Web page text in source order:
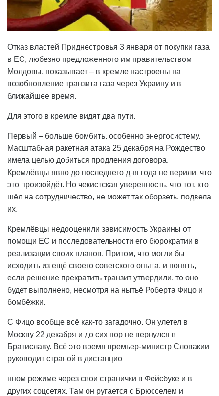
Отказ властей Приднестровья 3 января от покупки газа
в ЕС, любезно предложенного им правительством
Молдовы, показывает – в кремле настроены на
возобновление транзита газа через Украину и в
ближайшее время.
Для этого в кремле видят два пути.
Первый – больше бомбить, особенно энергосистему.
Масштабная ракетная атака 25 декабря на Рождество
имела целью добиться продления договора.
Кремлёвцы явно до последнего дня года не верили, что
это произойдёт. Но чекистская уверенность, что тот, кто
шёл на сотрудничество, не может так оборзеть, подвела
их.
Кремлёвцы недооценили зависимость Украины от
помощи ЕС и последовательности его бюрократии в
реализации своих планов. Притом, что могли бы
исходить из ещё своего советского опыта, и понять,
если решение прекратить транзит утвердили, то оно
будет выполнено, несмотря на нытьё Роберта Фицо и
бомбёжки.
С Фицо вообще всё как-то загадочно. Он улетел в
Москву 22 декабря и до сих пор не вернулся в
Братиславу. Всё это время премьер-министр Словакии
руководит страной в дистанцио
нном режиме через свои странички в Фейсбуке и в
других соцсетях. Там он ругается с Брюсселем и